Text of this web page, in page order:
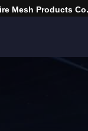
Mesh Products